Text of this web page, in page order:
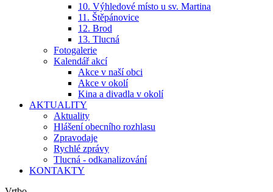
10. Výhledové místo u sv. Martina
11. Štěpánovice
12. Brod
13. Tlucná
Fotogalerie
Kalendář akcí
Akce v naší obci
Akce v okolí
Kina a divadla v okolí
AKTUALITY
Aktuality
Hlášení obecního rozhlasu
Zpravodaje
Rychlé zprávy
Tlucná - odkanalizování
KONTAKTY